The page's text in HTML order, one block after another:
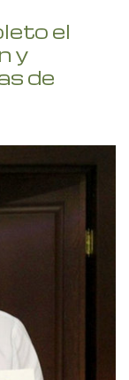
el
y
de